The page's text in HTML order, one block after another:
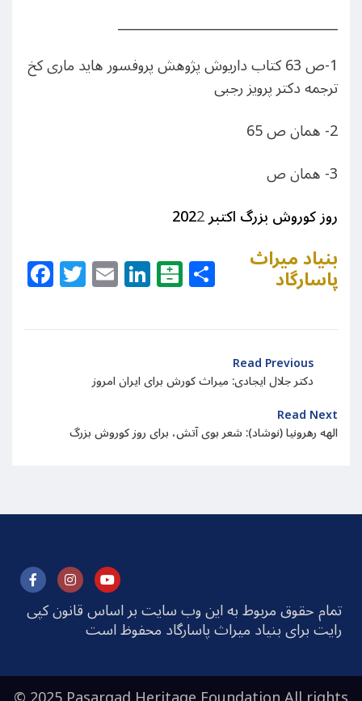
__________________________________
1-ص 63 کتاب داریوش پژوهش پروفسور هاید ماری کخ
ترجمه دکتر پرویز رجبی
2- همان ص 65
3- همان ص
روز کوروش بزرگ اکتبر 2022
Facebook
Twitter
EmailLinkedIn
Balatarin
Share
بنیاد میراث
پاسارگاد
Read Previous
دکتر جلال ایجادی: میراث کورش برای ایران امروز
Read Next
الهه رهرونیا (نوشاد): شعر بوی آتش، برای روز کوروش بزرگ
تمام حقوق مربوط به این وب سایت بر اساس قانون کپی
رایت برای بنیاد میراث پاسارگاد محفوظ است